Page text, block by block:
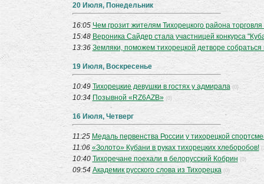
20 Июля, Понедельник
16:05 Чем грозит жителям Тихорецкого района
15:48 Вероника Сайдер стала участницей конкурса
13:36 Земляки, поможем тихорецкой детворе собраться
19 Июля, Воскресенье
10:49 Тихорецкие девушки в гостях у адмирала (0)
10:34 Позывной «RZ6AZB» (0)
16 Июля, Четверг
11:25 Медаль первенства России у тихорецкой
11:06 «Золото» Кубани в руках тихорецких хлеборобов!
10:40 Тихоречане поехали в белорусский Кобрин (0)
09:54 Академик русского слова из Тихорецка (0)